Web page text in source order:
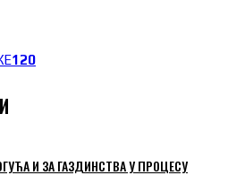
120
И ЗА ГАЗДИНСТВА У ПРОЦЕСУ